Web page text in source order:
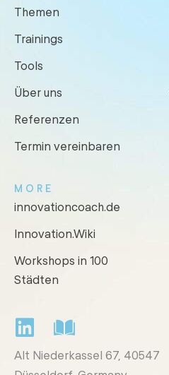
Themen
Trainings
Tools
Über uns
Referenzen
Termin vereinbaren
MORE
innovationcoach.de
Innovation.Wiki
Workshops in 100
Städten
Alt Niederkassel 67, 40547